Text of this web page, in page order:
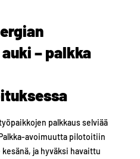
– palkka
palkkaus selviää
avoimuutta pilotoitiin
ja hyväksi havaittu